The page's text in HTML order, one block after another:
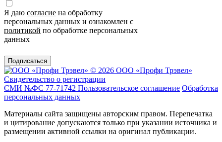
Я даю согласие на обработку
персональных данных и ознакомлен с
политикой по обработке персональных
данных
Подписаться
© 2026 ООО «Профи Трэвeл»
Свидетельство о регистрации
СМИ №ФС 77-71742 Пользовательское соглашение Обработка
персональных данных
Материалы сайта защищены авторским правом. Перепечатка
и цитирование допускаются только при указании источника и
размещении активной ссылки на оригинал публикации.